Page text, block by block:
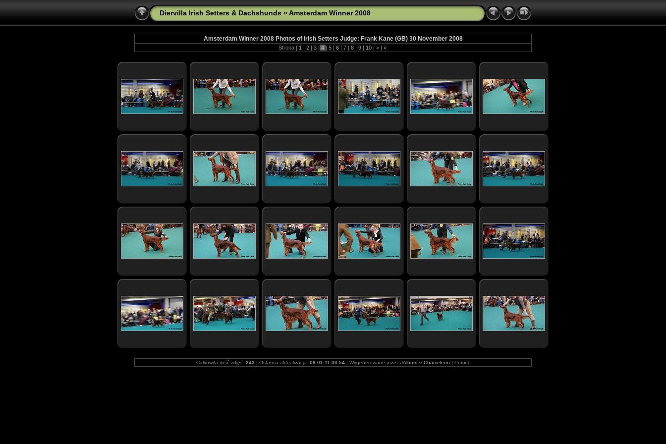
Diervilla Irish Setters & Dachshunds » Amsterdam Winner 2008
Amsterdam Winner 2008 Photos of Irish Setters Judge: Frank Kane (GB) 30 November 2008
Strona | 1 | 2 | 3 | 4 | 5 | 6 | 7 | 8 | 9 | 10 | > | »
Całkowita ilość zdjęć: 243 | Ostatnia aktualizacja: 08.01.11 00:54| Wygenerowane przez JAlbum& Chameleon | Pomoc